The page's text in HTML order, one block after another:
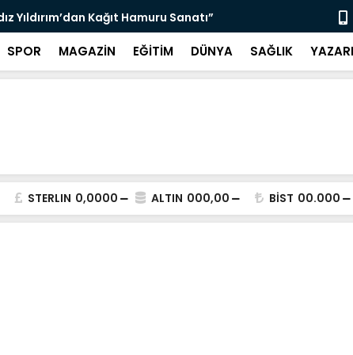
Yıldırım’dan Kağıt Hamuru Sanatı” “3 Bin
SPOR MAGAZİN EĞİTİM DÜNYA SAĞLIK
STERLIN 0,0000 ALTIN 000,00 BİST 00.000